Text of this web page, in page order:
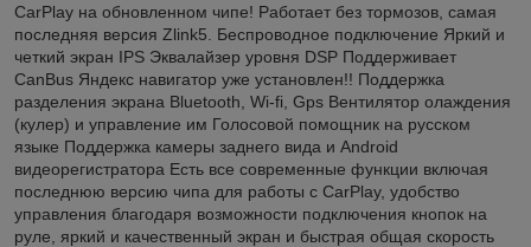
CarPlay на обновленном чипе! Работает без тормозов, самая
последняя версия Zlink5. Беспроводное подключение Яркий и
четкий экран IPS Эквалайзер уровня DSP Поддерживает
CanBus Яндекс навигатор уже установлен!! Поддержка
разделения экрана Bluetooth, Wi-fi, Gps Вентилятор олаждения
(кулер) и управление им Голосовой помощник на русском
языке Поддержка камеры заднего вида и Android
видеорегистратора Есть все современные функции включая
последнюю версию чипа для работы с CarPlay, удобство
управления благодаря возможности подключения кнопок на
руле, яркий и качественный экран и быстрая общая скорость